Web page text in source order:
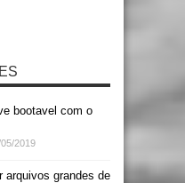
bootavel com o
2019
arquivos grandes de